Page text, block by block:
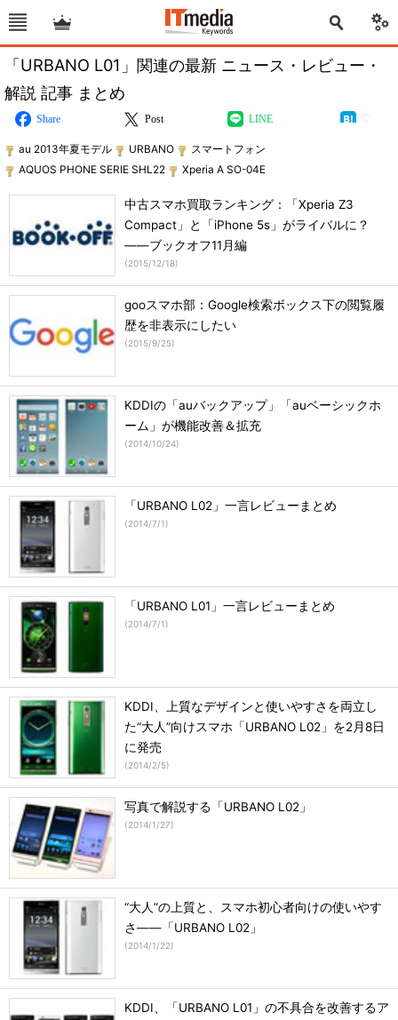
「URBANO L01」関連の最新 ニュース・レビュー・
解説 記事 まとめ
Share Post LINE
au 2013年夏モデル URBANO
スマートフォン
AQUOS PHONE SERIE SHL22
Xperia A SO-04E
中古スマホ買取ランキング：「Xperia Z3
Compact」と「iPhone 5s」がライバルに？
――ブックオフ11月編
(2015/12/18)
gooスマホ部：Google検索ボックス下の閲覧履
歴を非表示にしたい
(2015/9/25)
KDDIの「auバックアップ」「auベーシックホ
ーム」が機能改善＆拡充
(2014/10/24)
「URBANO L02」一言レビューまとめ
(2014/7/1)
「URBANO L01」一言レビューまとめ
(2014/7/1)
KDDI、上質なデザインと使いやすさを両立し
た“大人”向けスマホ「URBANO L02」を2月8日
に発売
(2014/2/5)
写真で解説する「URBANO L02」
(2014/1/27)
“大人”の上質と、スマホ初心者向けの使いやす
さ――「URBANO L02」
(2014/1/22)
KDDI、「URBANO L01」の不具合を改善するア